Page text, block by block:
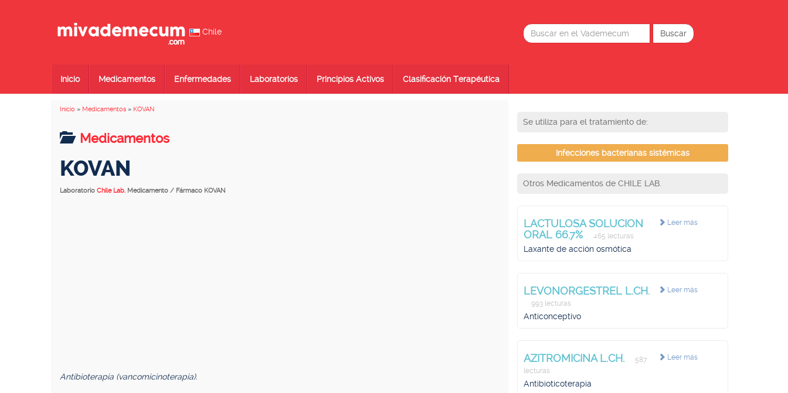
Chile
Inicio Medicamentos Enfermedades Laboratorios Principios Activos Clasificación Terapéutica
Inicio » Medicamentos » KOVAN
Medicamentos
KOVAN
Laboratorio Chile Lab. Medicamento / Fármaco KOVAN
Antibioterapia (vancomicinoterapia).
Se utiliza para el tratamiento de:
Infecciones bacterianas sistémicas
Otros Medicamentos de CHILE LAB.
Leer más
LACTULOSA SOLUCION
ORAL 66.7%
465 lecturas
Laxante de acción osmótica
Leer más
LEVONORGESTREL L.CH.
993 lecturas
Anticonceptivo
Leer más
AZITROMICINA L.CH.
587
lecturas
Antibioticoterapia